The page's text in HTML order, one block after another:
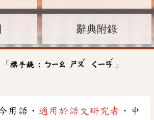
辭典附錄
「 標手錢 : ㄅㄧㄠ ㄕㄡ
ˇ
ㄑㄧㄢ
ˊ
」
用語， 適用於語文研究者 ，中